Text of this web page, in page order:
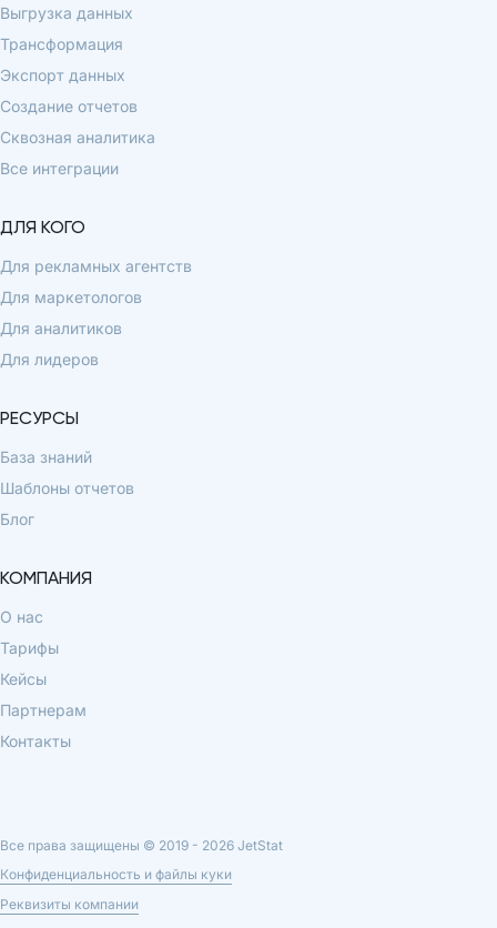
Выгрузка данных
Трансформация
Экспорт данных
Создание отчетов
Сквозная аналитика
Все интеграции
ДЛЯ КОГО
Для рекламных агентств
Для маркетологов
Для аналитиков
Для лидеров
РЕСУРСЫ
База знаний
Шаблоны отчетов
Блог
КОМПАНИЯ
О нас
Тарифы
Кейсы
Партнерам
Контакты
Все права защищены © 2019 - 2026 JetStat
Конфиденциальность и файлы куки
Реквизиты компании